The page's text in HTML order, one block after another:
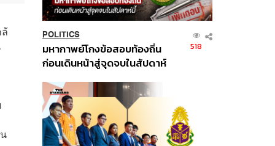
POLITICS
มหากาพย์โกงข้อสอบท้องถิ่น
ก่อนเดินหน้าสู่จุดจบในสัปดาห์
518